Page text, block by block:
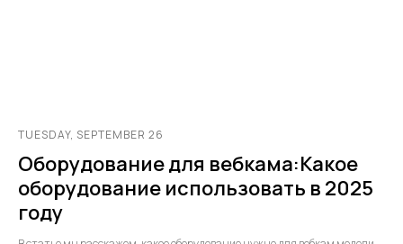
TUESDAY, SEPTEMBER 26
Оборудование для вебкама:Какое
оборудование использовать в 2025
году